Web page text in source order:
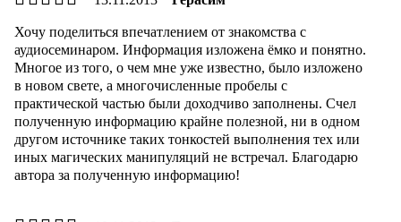
Хочу поделиться впечатлением от знакомства с
аудиосеминаром. Информация изложена ёмко и понятно.
Многое из того, о чем мне уже известно, было изложено
в новом свете, а многочисленные пробелы с
практической частью были доходчиво заполнены. Счел
полученную информацию крайне полезной, ни в одном
другом источнике таких тонкостей выполнения тех или
иных магических манипуляций не встречал. Благодарю
автора за полученную информацию!